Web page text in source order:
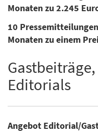
Monaten zu 2.245
10
Monaten zu einem
Editorials
Angebot Editorial/